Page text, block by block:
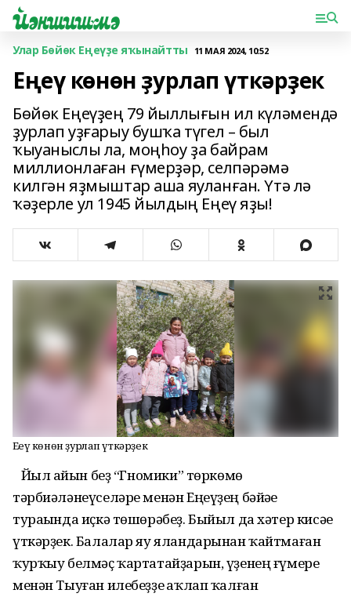
Улар Бөйөк Еңеүҙе яҡынайтты 11 МАЯ 2024, 10:52
Еңеү көнөн ҙурлап үткәрҙек
Бөйөк Еңеүҙең 79 йыллығын ил күләмендә
ҙурлап уҙғарыу бушҡа түгел – был
ҡыуаныслы ла, моңһоу ҙа байрам
миллионлаған ғүмерҙәр, селпәрәмә
килгән яҙмыштар аша яуланған. Үтә лә
ҡәҙерле ул 1945 йылдың Еңеү яҙы!
Еңеү көнөн ҙурлап үткәрҙек
Йыл һайын беҙ “Гномики” төркөмө
тәрбиәләнеүселәре менән Еңеүҙең бәйәһе
тураһында иҫкә төшөрәбеҙ. Быйыл да хәтер кисәһе
үткәрҙек. Балалар яу яландарынан ҡайтмаған
ҡурҡыу белмәҫ ҡартатайҙарын, үҙенең ғүмере
менән Тыуған илебеҙҙе һаҡлап ҡалған